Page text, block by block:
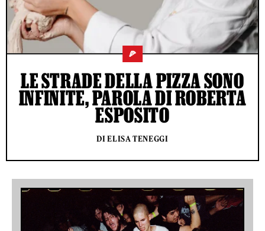
🍕
LE STRADE DELLA PIZZA SONO
INFINITE, PAROLA DI ROBERTA
ESPOSITO
DI ELISA TENEGGI